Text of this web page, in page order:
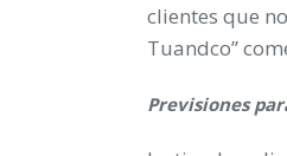
clientes que
Tuandco”
Previsiones